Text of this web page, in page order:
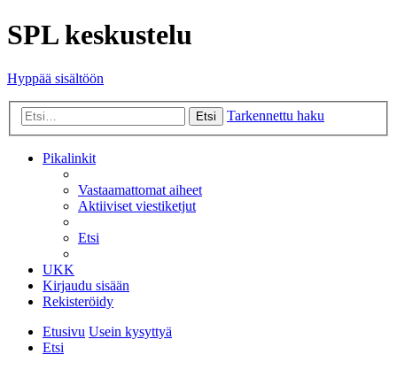
SPL keskustelu
Hyppää sisältöön
Etsi Tarkennettu haku
Pikalinkit
Vastaamattomat aiheet
Aktiiviset viestiketjut
Etsi
UKK
Kirjaudu sisään
Rekisteröidy
Etusivu Usein kysyttyä
Etsi